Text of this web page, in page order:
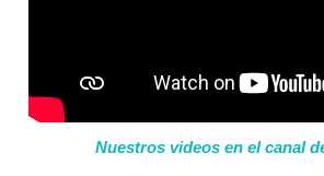
Nuestros videos en el canal